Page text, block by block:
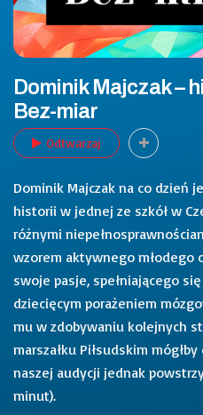
Dominik Majczak –
Bez-miar
Odtwarzaj
Dominik Majczak na co dzień
historii w jednej ze szkół w
różnymi
wzorem aktywnego młodego
swoje pasje, spełniającego
dziecięcym porażeniem
mu w zdobywaniu kolejnych
marszałku Piłsudskim
naszej audycji jednak
minut).